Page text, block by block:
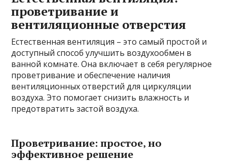
проветривание и
вентиляционные отверстия
Естественная вентиляция – это самый простой и
доступный способ улучшить воздухообмен в
ванной комнате. Она включает в себя регулярное
проветривание и обеспечение наличия
вентиляционных отверстий для циркуляции
воздуха. Это помогает снизить влажность и
предотвратить застой воздуха.
Проветривание: простое‚ но
эффективное решение